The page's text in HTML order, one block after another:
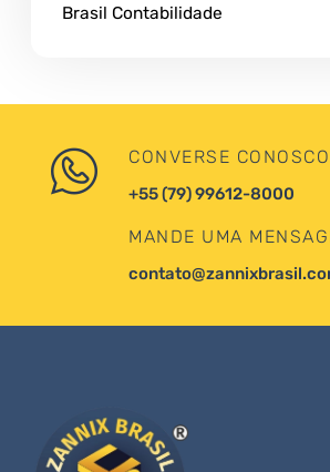
Brasil Contabilidade
CONVERSE CONOSCO
+55 (79) 99612-8000
MANDE UMA